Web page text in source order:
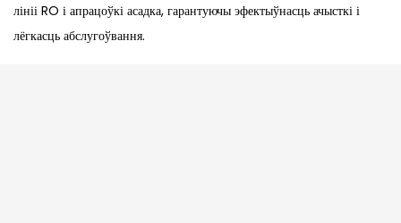
лініі RO і апрацоўкі асадка, гарантуючы эфектыўнасць ачысткі і
лёгкасць абслугоўвання.